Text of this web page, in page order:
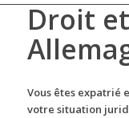
Droit
Vous êtes expatrié
votre situation